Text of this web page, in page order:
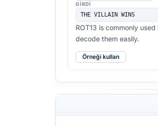
GIRDI
THE VILLAIN WINS
ROT13 is commonly
decode them easily.
Örneği kullan